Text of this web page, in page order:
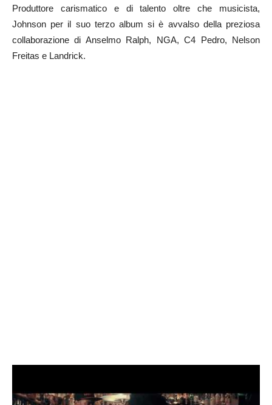
Produttore carismatico e di talento oltre che musicista,
Johnson per il suo terzo album si è avvalso della preziosa
collaborazione di Anselmo Ralph, NGA, C4 Pedro, Nelson
Freitas e Landrick.